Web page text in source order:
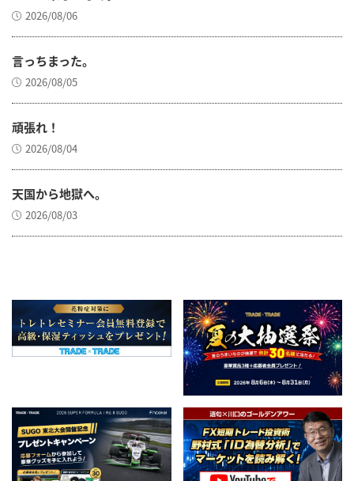
2026/08/06
言っちまった。
2026/08/05
頑張れ！
2026/08/04
天国から地獄へ。
2026/08/03